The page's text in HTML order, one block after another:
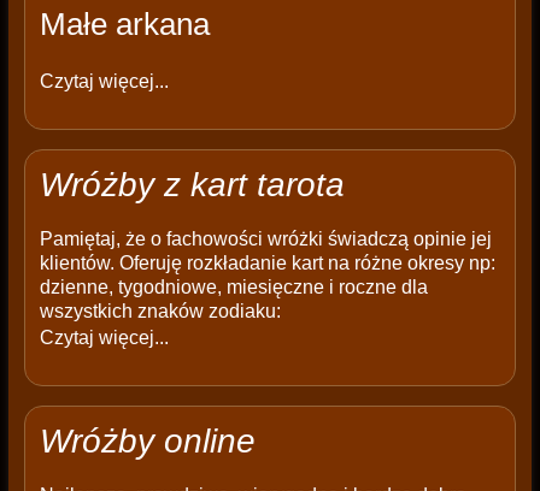
Małe arkana
Czytaj więcej...
Wróżby z kart tarota
Pamiętaj, że o fachowości wróżki świadczą opinie jej
klientów. Oferuję rozkładanie kart na różne okresy np:
dzienne, tygodniowe, miesięczne i roczne dla
wszystkich znaków zodiaku:
Czytaj więcej...
Wróżby online